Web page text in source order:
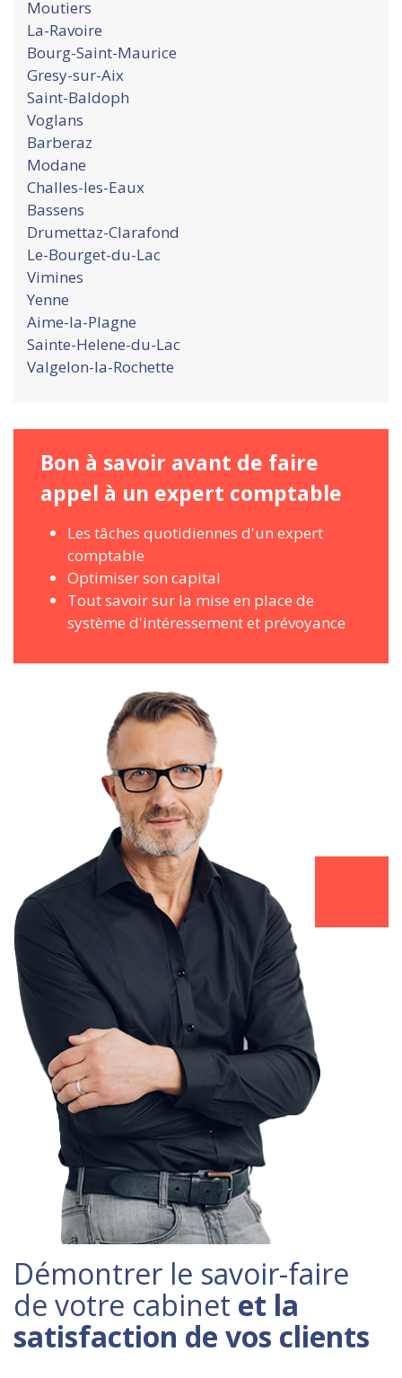
Moutiers
La-Ravoire
Bourg-Saint-Maurice
Gresy-sur-Aix
Saint-Baldoph
Voglans
Barberaz
Modane
Challes-les-Eaux
Bassens
Drumettaz-Clarafond
Le-Bourget-du-Lac
Vimines
Yenne
Aime-la-Plagne
Sainte-Helene-du-Lac
Valgelon-la-Rochette
Bon à savoir avant de faire
appel à un expert comptable
Les tâches quotidiennes d'un expert
comptable
Optimiser son capital
Tout savoir sur la mise en place de
système d'intéressement et prévoyance
Démontrer le savoir-faire
de votre cabinet et la
satisfaction de vos clients